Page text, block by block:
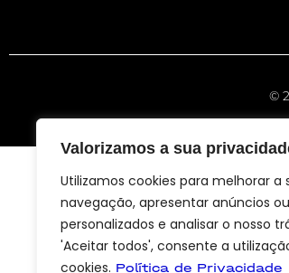
Valorizamos a sua
Utilizamos cookies para melhorar a
navegação, apresentar anúncios
personalizados e analisar o nosso
'Aceitar todos', consente a
cookies. Política de Privacidade
©